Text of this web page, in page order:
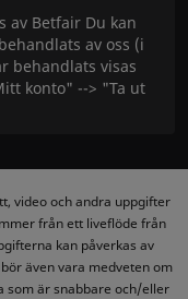
av Betfair Du kan
av oss (i
behandlats visas
konto" --> "Ta ut
video och andra uppgifter
från ett liveflöde från
kan påverkas av
även vara medveten om
som är snabbare och/eller